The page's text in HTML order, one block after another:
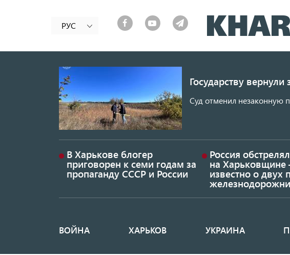
РУС
Государству
Суд отменил незаконную
В Харькове блогер
приговорен к семи годам за
пропаганду СССР и России
Россия
на
известно о двух
Основная
ВОЙНА ХАРЬКОВ УКРАИНА